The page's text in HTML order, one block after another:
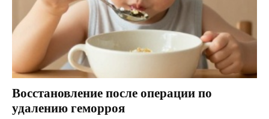
Восстановление после операции по
удалению геморроя